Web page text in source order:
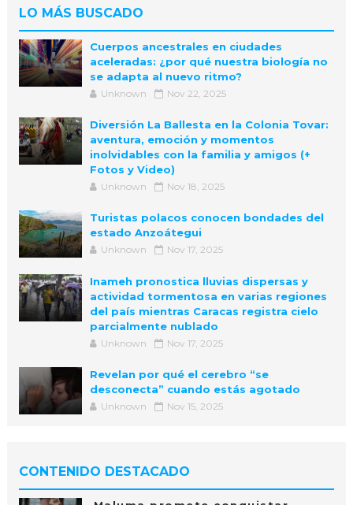
LO MÁS BUSCADO
Cuerpos ancestrales en ciudades
aceleradas: ¿por qué nuestra biología no
se adapta al nuevo ritmo?
Unknown Nov 22, 2025
Diversión La Ballesta en la Colonia Tovar:
aventura, emoción y momentos
inolvidables con la familia y amigos (+
Fotos y Video)
Unknown Nov 18, 2025
Turistas polacos conocen bondades del
estado Anzoátegui
Unknown Nov 17, 2025
Inameh pronostica lluvias dispersas y
actividad tormentosa en varias regiones
del país mientras Caracas registra cielo
parcialmente nublado
Unknown Nov 17, 2025
Revelan por qué el cerebro “se
desconecta” cuando estás agotado
Unknown Nov 15, 2025
CONTENIDO DESTACADO